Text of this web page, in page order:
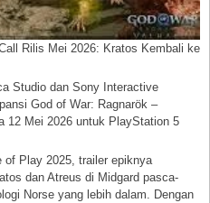
Rilis Mei 2026: Kratos Kembali ke
Studio dan Sony Interactive
God of War: Ragnarök –
12 Mei 2026 untuk PlayStation 5
of Play 2025, trailer epiknya
dan Atreus di Midgard pasca-
Norse yang lebih dalam. Dengan